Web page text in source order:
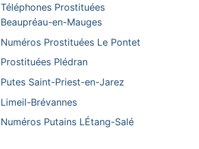
Téléphones Prostituées
Beaupréau-en-Mauges
Numéros Prostituées Le Pontet
Prostituées Plédran
Putes Saint-Priest-en-Jarez
Limeil-Brévannes
Numéros Putains LÉtang-Salé